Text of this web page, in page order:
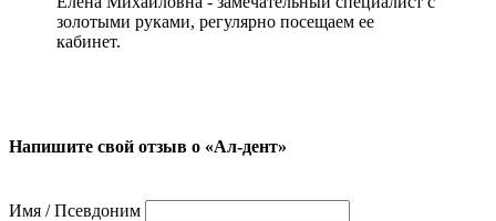
золотыми руками, регулярно посещаем ее
кабинет.
Напишите свой отзыв о «Ал-дент»
Имя / Псевдоним